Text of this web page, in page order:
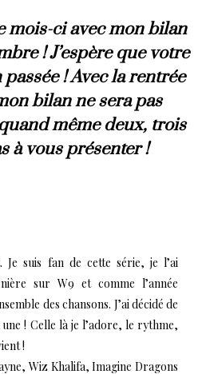
mois-ci avec mon bilan
! J’espère que votre
! Avec la rentrée
bilan ne sera pas
même deux, trois
à vous présenter !
. Je suis fan de cette série, je l’ai
sur W9 et comme l’année
des chansons. J’ai décidé de
! Celle là je l’adore, le rythme,
!
Wiz Khalifa, Imagine Dragons